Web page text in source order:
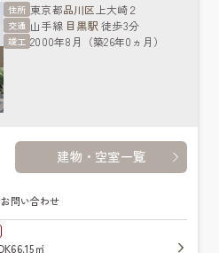
住所 東京都品川区 上大崎２
交通 山手線 目黒駅 徒歩3分
竣工 2000年8月（築26年0ヵ月）
建物・空室一覧
問い合わせ
66.15㎡